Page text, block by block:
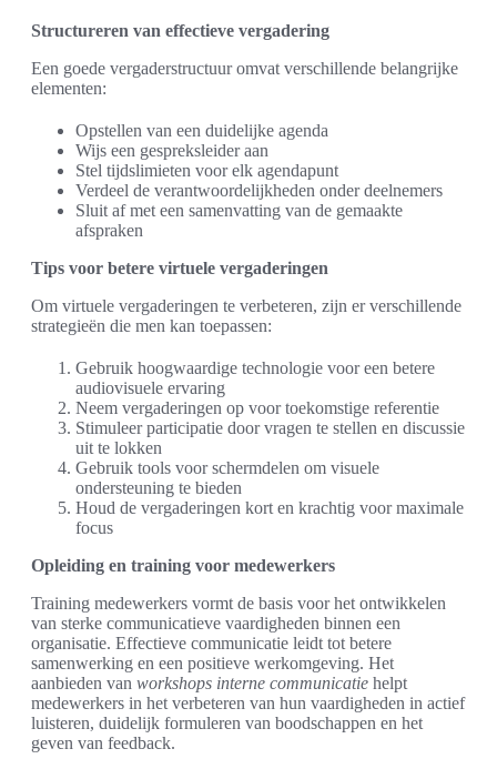
Structureren van effectieve vergadering
Een goede vergaderstructuur omvat verschillende belangrijke
elementen:
Opstellen van een duidelijke agenda
Wijs een gespreksleider aan
Stel tijdslimieten voor elk agendapunt
Verdeel de verantwoordelijkheden onder deelnemers
Sluit af met een samenvatting van de gemaakte
afspraken
Tips voor betere virtuele vergaderingen
Om virtuele vergaderingen te verbeteren, zijn er verschillende
strategieën die men kan toepassen:
Gebruik hoogwaardige technologie voor een betere
audiovisuele ervaring
Neem vergaderingen op voor toekomstige referentie
Stimuleer participatie door vragen te stellen en discussie
uit te lokken
Gebruik tools voor schermdelen om visuele
ondersteuning te bieden
Houd de vergaderingen kort en krachtig voor maximale
focus
Opleiding en training voor medewerkers
Training medewerkers vormt de basis voor het ontwikkelen
van sterke communicatieve vaardigheden binnen een
organisatie. Effectieve communicatie leidt tot betere
samenwerking en een positieve werkomgeving. Het
aanbieden van workshops interne communicatie helpt
medewerkers in het verbeteren van hun vaardigheden in actief
luisteren, duidelijk formuleren van boodschappen en het
geven van feedback.